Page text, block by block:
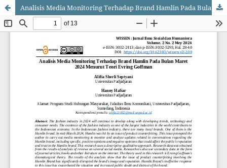
Analisis Media Monitoring Terhadap Brand Hamlin Pada Bulan Maret 2024 Menurut Teori Evring Goffman